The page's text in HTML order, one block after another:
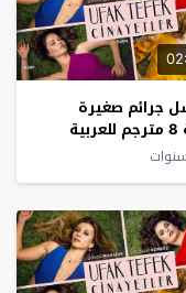
جرائم صغيرة